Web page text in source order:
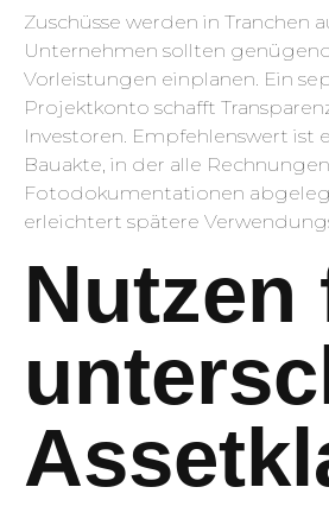
Zuschüsse werden in Tranchen
Unternehmen sollten
Vorleistungen einplanen. Ein
Projektkonto schafft
Investoren. Empfehlenswert ist
Bauakte, in der alle
Fotodokumentationen
erleichtert spätere
Nutzen